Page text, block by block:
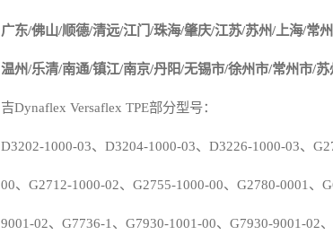
广东/佛山/顺德/清远/江门/珠海/肇庆/江苏/苏州/ 上海/常州
温州/乐清/南通/镇江/南京/丹阳/无锡市/徐州市/常州市/苏
吉Dynaflex Versaflex TPE部分型号：
D3202-1000-03、 D3204-1000-03、 D3226-1000-03、
00、 G2712-1000-02、 G2755-1000-00、 G2780-0001 、
9001-02、 G7736-1 、 G7930-1001-00、 G7930-9001-02、